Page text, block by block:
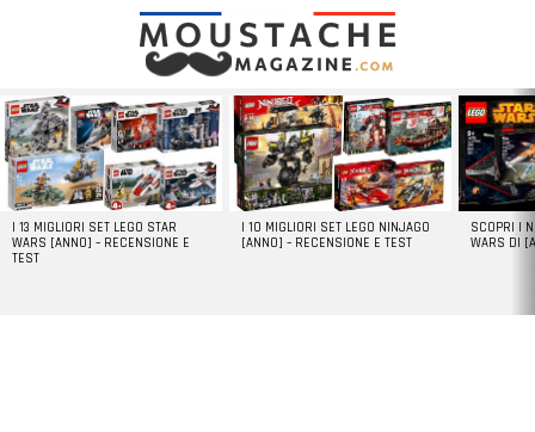
LATEST
STORIES
I 13 MIGLIORI SET LEGO STAR
WARS [ANNO] – RECENSIONE E
TEST
I 10 MIGLIORI SET LEGO NINJAGO
[ANNO] – RECENSIONE E TEST
SCOPRI I
WARS DI